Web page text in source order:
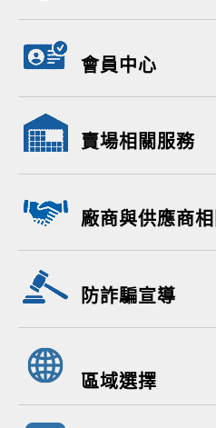
會員中心
賣場相關服務
廠商與供應商相
防詐騙宣導
區域選擇